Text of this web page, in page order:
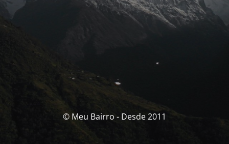
© Meu Bairro - Desde 2011